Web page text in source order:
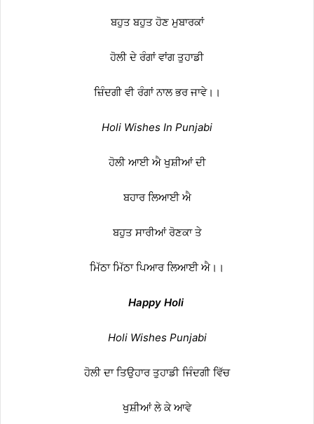
ਬਹੁਤ ਬਹੁਤ ਹੋਣ ਮੁਬਾਰਕਾਂ
ਹੋਲੀ ਦੇ ਰੰਗਾਂ ਵਾਂਗ ਤੁਹਾਡੀ
ਜ਼ਿੰਦਗੀ ਵੀ ਰੰਗਾਂ ਨਾਲ ਭਰ ਜਾਵੇ।।
Holi Wishes In Punjabi
ਹੋਲੀ ਆਈ ਐ ਖੁਸ਼ੀਆਂ ਦੀ
ਬਹਾਰ ਲਿਆਈ ਐ
ਬਹੁਤ ਸਾਰੀਆਂ ਰੋਣਕਾ ਤੇ
ਮਿੱਠਾ ਮਿੱਠਾ ਪਿਆਰ ਲਿਆਈ ਐ।।
Happy Holi
Holi Wishes Punjabi
ਹੋਲੀ ਦਾ ਤਿਉਹਾਰ ਤੁਹਾਡੀ ਜਿੰਦਗੀ ਵਿੱਚ
ਖੁਸ਼ੀਆਂ ਲੇ ਕੇ ਆਵੇ